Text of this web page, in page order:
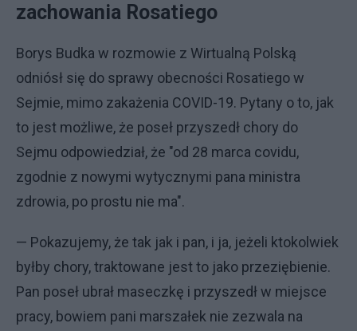
zachowania Rosatiego
Borys Budka w rozmowie z Wirtualną Polską
odniósł się do sprawy obecności Rosatiego w
Sejmie, mimo zakażenia COVID-19. Pytany o to, jak
to jest możliwe, że poseł przyszedł chory do
Sejmu odpowiedział, że "od 28 marca covidu,
zgodnie z nowymi wytycznymi pana ministra
zdrowia, po prostu nie ma".
— Pokazujemy, że tak jak i pan, i ja, jeżeli ktokolwiek
byłby chory, traktowane jest to jako przeziębienie.
Pan poseł ubrał maseczkę i przyszedł w miejsce
pracy, bowiem pani marszałek nie zezwala na